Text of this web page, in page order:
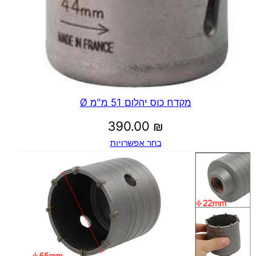
מקדח כוס יהלום 51 מ"מ Ø
390.00 ₪
בחר אפשרויות